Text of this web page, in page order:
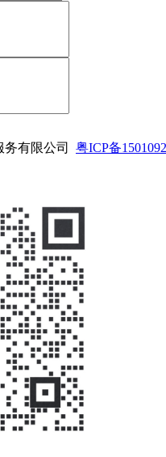
务有限公司 粤ICP备